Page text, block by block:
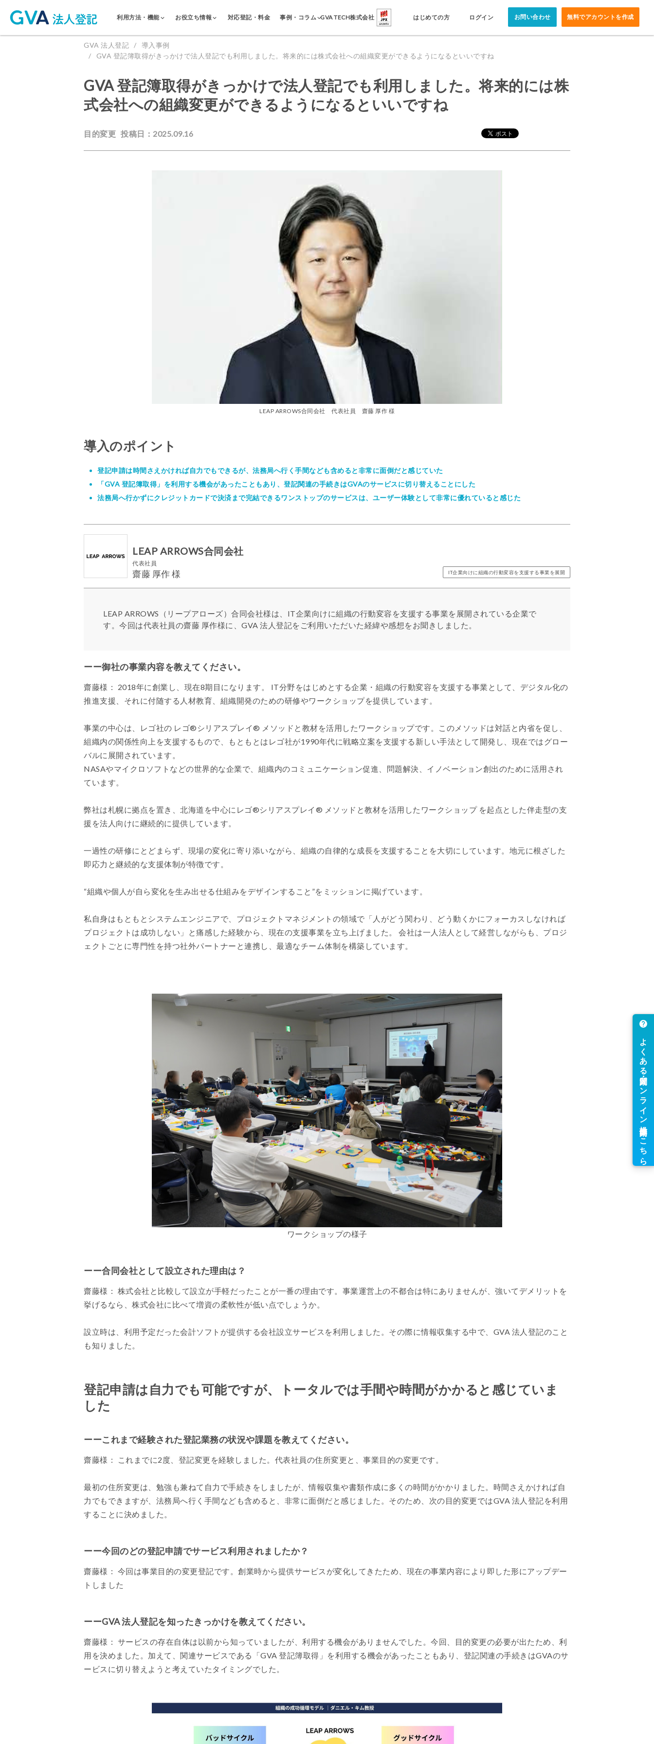
利用方法・機能 お役立ち情報 対応登記・料金 事例・コラム GVA TECH株式会社 はじめての方 ログイン お問い合わせ 無料でアカウントを作成
GVA 法人登記
導入事例
GVA 登記簿取得がきっかけで法人登記でも利用しました。将来的には株式会社への組織変更ができるようになるといいですね
GVA 登記簿取得がきっかけで法人登記でも利用しました。将来的には株
式会社への組織変更ができるようになるといいですね
目的変更 投稿日：2025.09.16
LEAP ARROWS合同会社 代表社員 齋藤 厚作 様
導入のポイント
登記申請は時間さえかければ自力でもできるが、法務局へ行く手間なども含めると非常に面倒だと感じていた
「GVA 登記簿取得」を利用する機会があったこともあり、登記関連の手続きはGVAのサービスに切り替えることにした
法務局へ行かずにクレジットカードで決済まで完結できるワンストップのサービスは、ユーザー体験として非常に優れていると感じた
LEAP ARROWS合同会社
代表社員
齋藤 厚作 様 IT企業向けに組織の行動変容を支援する事業を展開
LEAP ARROWS（リープアローズ）合同会社様は、IT企業向けに組織の行動変容を支援する事業を展開されている企業で
す。今回は代表社員の齋藤 厚作様に、GVA 法人登記をご利用いただいた経緯や感想をお聞きしました。
ーー御社の事業内容を教えてください。
齋藤様： 2018年に創業し、現在8期目になります。 IT分野をはじめとする企業・組織の行動変容を支援する事業として、デジタル化の
推進支援、それに付随する人材教育、組織開発のための研修やワークショップを提供しています。
事業の中心は、レゴ社の レゴ®シリアスプレイ® メソッドと教材を活用したワークショップです。このメソッドは対話と内省を促し、
組織内の関係性向上を支援するもので、もともとはレゴ社が1990年代に戦略立案を支援する新しい手法として開発し、現在ではグロー
バルに展開されています。
NASAやマイクロソフトなどの世界的な企業で、組織内のコミュニケーション促進、問題解決、イノベーション創出のために活用され
ています。
弊社は札幌に拠点を置き、北海道を中心にレゴ®シリアスプレイ® メソッドと教材を活用したワークショップ を起点とした伴走型の支
援を法人向けに継続的に提供しています。
一過性の研修にとどまらず、現場の変化に寄り添いながら、組織の自律的な成長を支援することを大切にしています。地元に根ざした
即応力と継続的な支援体制が特徴です。
“組織や個人が自ら変化を生み出せる仕組みをデザインすること”をミッションに掲げています。
私自身はもともとシステムエンジニアで、プロジェクトマネジメントの領域で「人がどう関わり、どう動くかにフォーカスしなければ
プロジェクトは成功しない」と痛感した経験から、現在の支援事業を立ち上げました。 会社は一人法人として経営しながらも、プロジ
ェクトごとに専門性を持つ社外パートナーと連携し、最適なチーム体制を構築しています。
ワークショップの様子
ーー合同会社として設立された理由は？
齋藤様： 株式会社と比較して設立が手軽だったことが一番の理由です。事業運営上の不都合は特にありませんが、強いてデメリットを
挙げるなら、株式会社に比べて増資の柔軟性が低い点でしょうか。
設立時は、利用予定だった会計ソフトが提供する会社設立サービスを利用しました。その際に情報収集する中で、GVA 法人登記のこと
も知りました。
登記申請は自力でも可能ですが、トータルでは手間や時間がかかると感じていま
した
ーーこれまで経験された登記業務の状況や課題を教えてください。
齋藤様： これまでに2度、登記変更を経験しました。代表社員の住所変更と、事業目的の変更です。
最初の住所変更は、勉強も兼ねて自力で手続きをしましたが、情報収集や書類作成に多くの時間がかかりました。時間さえかければ自
力でもできますが、法務局へ行く手間なども含めると、非常に面倒だと感じました。そのため、次の目的変更ではGVA 法人登記を利用
することに決めました。
ーー今回のどの登記申請でサービス利用されましたか？
齋藤様： 今回は事業目的の変更登記です。創業時から提供サービスが変化してきたため、現在の事業内容により即した形にアップデー
トしました
ーーGVA 法人登記を知ったきっかけを教えてください。
齋藤様： サービスの存在自体は以前から知っていましたが、利用する機会がありませんでした。今回、目的変更の必要が出たため、利
用を決めました。加えて、関連サービスである「GVA 登記簿取得」を利用する機会があったこともあり、登記関連の手続きはGVAのサ
ービスに切り替えようと考えていたタイミングでした。